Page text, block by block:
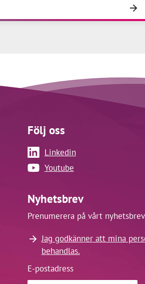
Följ oss
Linkedin
Youtube
Nyhetsbrev
Prenumerera på vårt
Jag godkänner att mina
behandlas.
E-postadress